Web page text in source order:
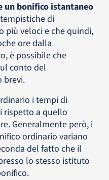
un bonifico istantaneo
di
più veloci e che quindi,
ore dalla
è possibile che
conto del
brevi.
i tempi di
rispetto a quello
Generalmente però, i
ordinario variano
del fatto che il
lo stesso istituto